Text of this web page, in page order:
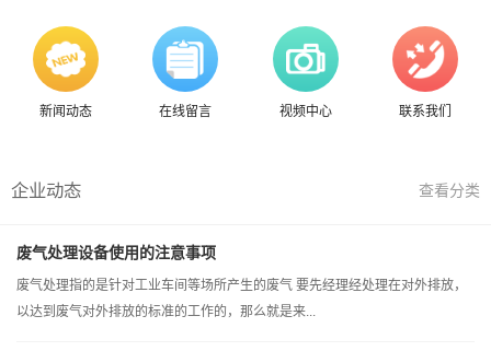
新闻动态 在线留言 视频中心 联系我们
企业动态 查看分类
废气处理设备使用的注意事项
废气处理指的是针对工业车间等场所产生的废气 要先经理经处理在对外排放，
以达到废气对外排放的标准的工作的，那么就是来...